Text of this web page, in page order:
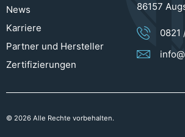
News
Karriere
Partner und Hersteller
Zertifizierungen
86157
0821
© 2026 Alle Rechte vorbehalten.